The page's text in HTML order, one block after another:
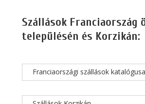
Szállások Franciaország
településén és Korzikán:
Franciaországi szállások katalógusa